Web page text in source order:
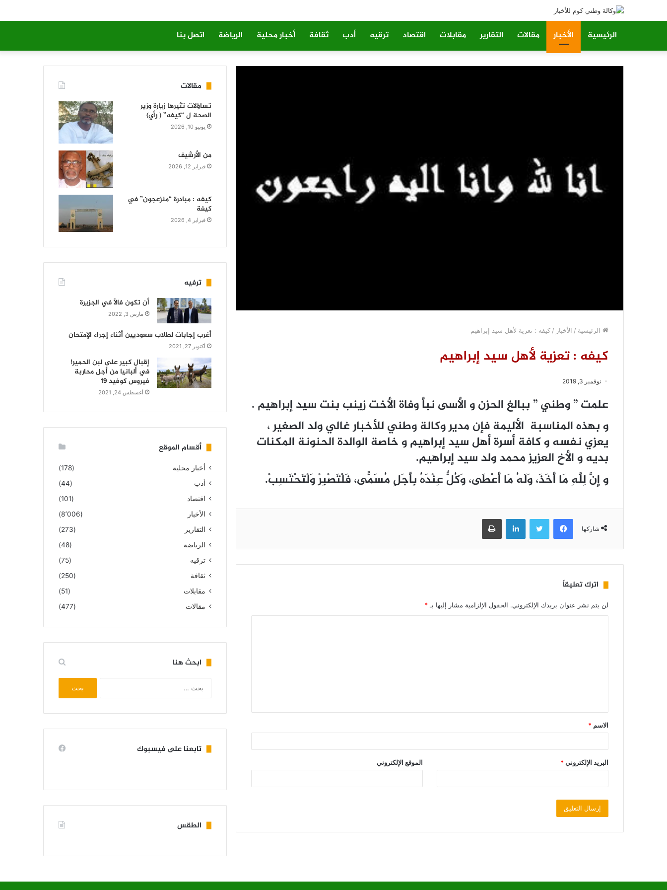
الرئيسية الأخبار مقالات التقارير مقابلات اقتصاد ترقيه أدب ثقافة أخبار محلية الرياضة اتصل بنا
الرئيسية / الأخبار / كيفه : تعزية لأهل سيد إبراهيم
كيفه : تعزية لأهل سيد إبراهيم
نوفمبر 3, 2019
علمت ” وطني ” ببالغ الحزن و الأسى نبأ وفاة الأخت زينب بنت سيد إبراهيم .
و بهذه المناسبة الأليمة فإن مدير وكالة وطني للأخبار غالي ولد الصغير ،
يعزي نفسه و كافة أسرة أهل سيد إبراهيم و خاصة الوالدة الحنونة المكنات
بديه و الأخ العزيز محمد ولد سيد إبراهيم.
و ﺇِﻥَّ ﻟِﻠَّﻪِ ﻣَﺎ ﺃَﺧَﺬَ، ﻭَﻟَﻪُ ﻣَﺎ ﺃَﻋْﻄَﻰ، ﻭَﻛُﻞٌّ ﻋِﻨْﺪَﻩُ ﺑِﺄَﺟَﻞٍ ﻣُﺴَﻤًّﻰ، ﻓَﻠْﺘَﺼْﺒِﺮْ ﻭَﻟْﺘَﺤْﺘَﺴِﺐْ.
شاركها
فيسبوك تويتر لينكدإن طباعة
اترك تعليقاً
لن يتم نشر عنوان بريدك الإلكتروني. الحقول الإلزامية مشار إليها بـ*
الاسم *
البريد الإلكتروني* الموقع الإلكتروني
مقالات
تساؤلات تثيرها زيارة وزير
الصحة ل “كيفه” ( رأي)
يونيو 10, 2026
من الأرشيف
فبراير 12, 2026
كيفه : مبادرة “منزعجون” في
كيفة
فبراير 4, 2026
ترفيه
أن تكون فالاً في الجزيرة
مارس 3, 2022
أغرب إجابات لطلاب سعوديين أثناء إجراء الإمتحان
أكتوبر 27, 2021
إقبال كبير على لبن الحمير!
في ألبانيا من أجل محاربة
فيروس كوفيد 19
أغسطس 24, 2021
أقسام الموقع
أخبار محلية
(178)
أدب
(44)
اقتصاد
(101)
الأخبار
(8٬006)
التقارير
(273)
الرياضة
(48)
ترقيه
(75)
ثقافة
(250)
مقابلات
(51)
مقالات
(477)
ابحث هنا
تابعنا على فيسبوك
الطقس